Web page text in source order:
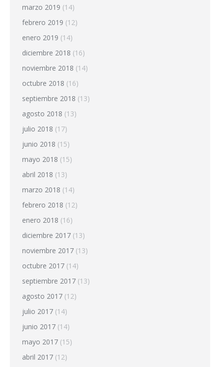
marzo 2019 (14)
febrero 2019 (12)
enero 2019 (14)
diciembre 2018 (16)
noviembre 2018 (14)
octubre 2018 (16)
septiembre 2018 (13)
agosto 2018 (13)
julio 2018 (17)
junio 2018 (15)
mayo 2018 (15)
abril 2018 (13)
marzo 2018 (14)
febrero 2018 (12)
enero 2018 (16)
diciembre 2017 (13)
noviembre 2017 (13)
octubre 2017 (14)
septiembre 2017 (13)
agosto 2017 (12)
julio 2017 (14)
junio 2017 (14)
mayo 2017 (15)
abril 2017 (12)